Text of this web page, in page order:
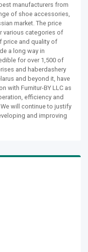
manufacturers from
of shoe accessories,
market. The price
various categories of
price and quality of
a long way in
for over 1,500 of
and haberdashery
and beyond it, have
with Furnitur-BY LLC as
efficiency and
will continue to justify
and improving